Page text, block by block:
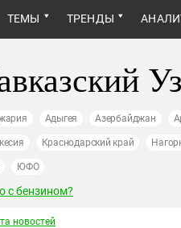
ТЕМЫ ТРЕНДЫ
Адыгея Азербайджан
Краснодарский край
ЮФО
с бензином?
новостей